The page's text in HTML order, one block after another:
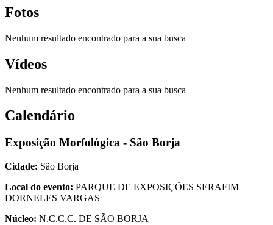
Fotos
Nenhum resultado encontrado para a sua busca
Vídeos
Nenhum resultado encontrado para a sua busca
Calendário
Exposição Morfológica - São Borja
Cidade: São Borja
Local do evento: PARQUE DE EXPOSIÇÕES SERAFIM
DORNELES VARGAS
Núcleo: N.C.C.C. DE SÃO BORJA